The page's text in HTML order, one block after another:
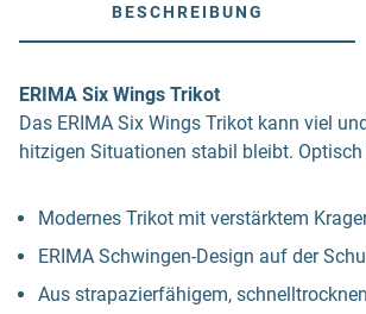
BESCHREIBUNG
ERIMA Six Wings Trikot
Das ERIMA Six Wings Trikot kann viel
hitzigen Situationen stabil bleibt.
Modernes Trikot mit verstärktem
ERIMA Schwingen-Design auf der
Aus strapazierfähigem,